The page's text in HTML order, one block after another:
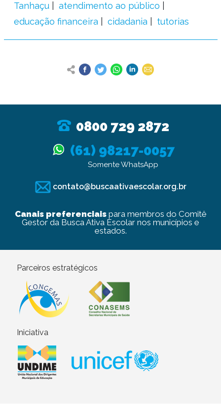
Tanhaçu
atendimento ao público
educação financeira
cidadania tutorias
0800 729 2872
(61) 98217-0057
Somente WhatsApp
contato@buscaativaescolar.org.br
Canais preferenciaispara membros do Comitê
Gestor da Busca Ativa Escolar nos municípios e
estados.
Parceiros estratégicos
Iniciativa